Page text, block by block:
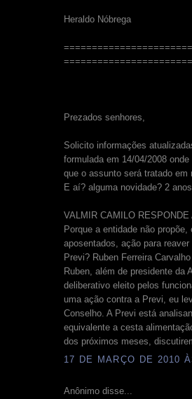
Heraldo Nóbrega
Prezados senhores,
Solicito informações
formulada em 14/04/2008
que o assunto será tratado
E aí? alguma novidade? 2
VALMIR CAMILO RESPONDE
Porque a entidade não
aposentados, ação para
Previ? Ruben Ferreira
Ruben, além de presidente da
deliberativo eleito pelos
uma ação contra a Previ, eu
Conselho. A Previ está
equivalente a cesta
dos próximos meses,
17 DE MARÇO DE 2010
Anônimo disse...